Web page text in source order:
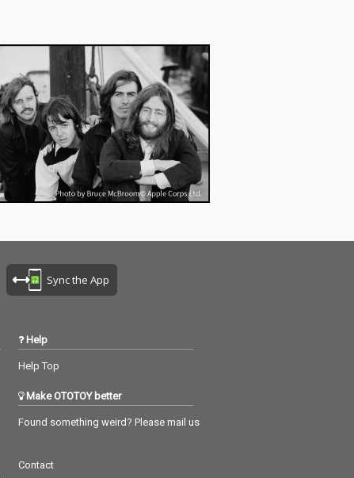
Sync the App
Help
Help Top
Make OTOTOY better
Found something weird? Please mail us
Contact